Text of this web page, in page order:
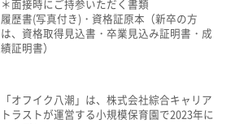
＊面接時にご持参いただく書類
履歴書(写真付き)・資格証原本（新卒の方
は、資格取得見込書・卒業見込み証明書・成
績証明書）
「オフイク八潮」は、株式会社綜合キャリア
トラストが運営する小規模保育園で2023年に